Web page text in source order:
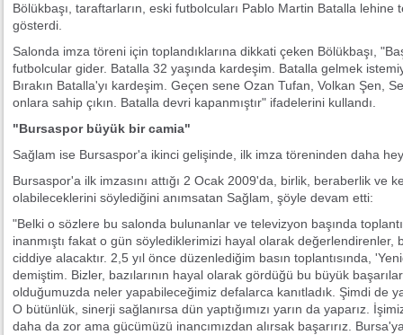
Bölükbaşı, taraftarların, eski futbolcuları Pablo Martin Batalla lehine
gösterdi.
Salonda imza töreni için toplandıklarına dikkati çeken Bölükbaşı,
futbolcular gider. Batalla 32 yaşında kardeşim. Batalla gelmek
Bırakın Batalla'yı kardeşim. Geçen sene Ozan Tufan, Volkan Şen,
onlara sahip çıkın. Batalla devri kapanmıştır" ifadelerini kullandı.
"Bursaspor büyük bir camia"
Sağlam ise Bursaspor'a ikinci gelişinde, ilk imza töreninden daha
Bursaspor'a ilk imzasını attığı 2 Ocak 2009'da, birlik, beraberlik ve
olabileceklerini söylediğini anımsatan Sağlam, şöyle devam etti:
"Belki o sözlere bu salonda bulunanlar ve televizyon başında
inanmıştı fakat o gün söylediklerimizi hayal olarak
ciddiye alacaktır. 2,5 yıl önce düzenlediğim basın toplantısında,
demiştim. Bizler, bazılarının hayal olarak gördüğü bu büyük
olduğumuzda neler yapabileceğimiz defalarca kanıtladık. Şimdi de
O bütünlük, sinerji sağlanırsa dün yaptığımızı yarın da yaparız.
daha da zor ama gücümüzü inancımızdan alırsak başarırız.